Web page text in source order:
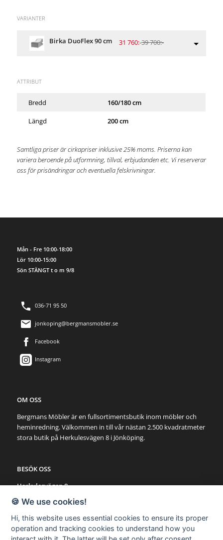
VARIANTER
Birka DuoFlex 90 cm 31 760:-39 700:-
ATTRIBUT
Bredd 160/180 cm
Längd 200 cm
Samtliga priser är cirkapriser inklusive 25% moms. Priserna kan
variera beroende på utformning, tillval, erbjudanden etc. Vi reserverar
oss för prisändringar och eventuella felskrivningar.
Mån - Fre 10:00-18:00
Lör 10:00-15:00
Sön STÄNGT t o m 9/8
036-71 95 50
jonkoping@bergmansmobler.se
Facebook
Instagram
OM OSS
Bergmans Möbler är en fullsortimentsbutik inom möbler och
heminredning. Välkommen in till vår nästan 2.500 kvadratmeter
stora butik på Herkulesvägen 8 i Jönköping.
BESÖK OSS
Herkulesvägen 8
553 03 Jönköping
Karta via Google Maps
SNABBLÄNKAR
🍪 We use cookies!
Hi, this website uses essential cookies to ensure its proper
operation and tracking cookies to understand how you